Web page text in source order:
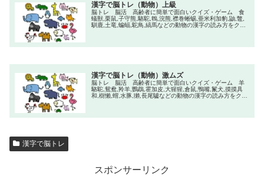
漢字で脳トレ（動物）上級
脳トレ 脳活 高齢者に簡単で面白いクイズ・ゲーム 食
蟻獣,栗鼠,子守熊,駱駝,鵯,浣熊,襟巻蜥蜴,亜米利加豹,鼬,鼈,
馴鹿,土竜,蝙蝠,駝鳥,縞馬などの動物の漢字の読み方をクイ
漢字で脳トレ（動物）激ムズ
脳トレ 脳活 高齢者に簡単で面白いクイズ・ゲーム 羊
駱駝,鴛鴦,羚羊,鸚鵡,霍加皮,大猩猩,倉鼠,鴨嘴,鬣犬,摸摸具
和,樹懶,蝟,水豚,獺,長尾驢などの動物の漢字の読み方をクイ
漢字で脳トレ
スポンサーリンク